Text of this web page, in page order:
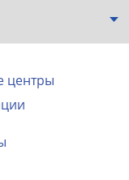
центры